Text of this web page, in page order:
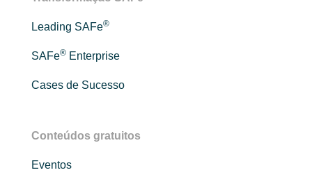
Leading SAFe®
SAFe® Enterprise
Cases de Sucesso
Conteúdos gratuitos
Eventos